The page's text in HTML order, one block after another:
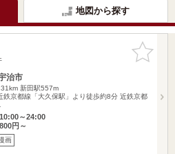
地図から探す
お気に入
りに追加
治市
新田駅557m
鉄京都線「大久保駅」より徒歩約8分 近鉄京都
～24:00
円～
画